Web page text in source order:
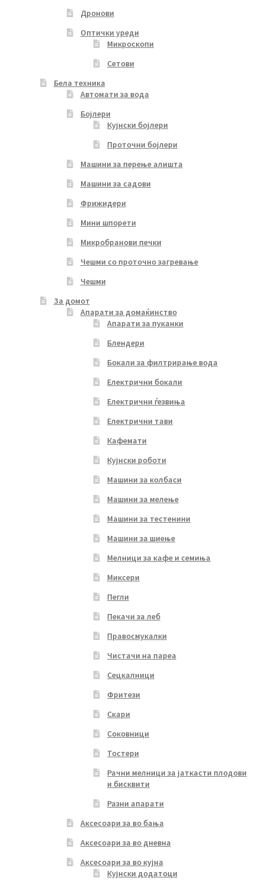
Дронови
Оптички уреди
Микроскопи
Сетови
Бела техника
Автомати за вода
Бојлери
Кујнски бојлери
Проточни бојлери
Машини за перење алишта
Машини за садови
Фрижидери
Мини шпорети
Микробранови печки
Чешми со проточно загревање
Чешми
За домот
Апарати за домаќинство
Апарати за пуканки
Блендери
Бокали за филтрирање вода
Електрични бокали
Електрични ѓезвиња
Електрични тави
Кафемати
Кујнски роботи
Машини за колбаси
Машини за мелење
Машини за тестенини
Машини за шиење
Мелници за кафе и семиња
Миксери
Пегли
Пекачи за леб
Правосмукалки
Чистачи на пареа
Сецкалници
Фритези
Скари
Соковници
Тостери
Рачни мелници за јаткасти плодови
и бисквити
Разни апарати
Аксесоари за во бања
Аксесоари за во дневна
Аксесоари за во кујна
Кујнски додатоци